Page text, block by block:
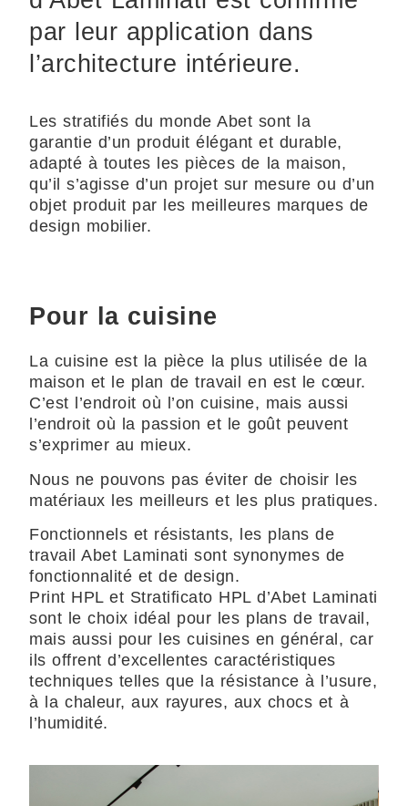
par leur application dans
l’architecture intérieure.
Les stratifiés du monde Abet sont la
garantie d’un produit élégant et durable,
adapté à toutes les pièces de la maison,
qu’il s’agisse d’un projet sur mesure ou d’un
objet produit par les meilleures marques de
design mobilier.
Pour la cuisine
La cuisine est la pièce la plus utilisée de la
maison et le plan de travail en est le cœur.
C’est l’endroit où l’on cuisine, mais aussi
l’endroit où la passion et le goût peuvent
s’exprimer au mieux.
Nous ne pouvons pas éviter de choisir les
matériaux les meilleurs et les plus pratiques.
Fonctionnels et résistants, les plans de
travail Abet Laminati sont synonymes de
fonctionnalité et de design.
Print HPL et Stratificato HPL d’Abet Laminati
sont le choix idéal pour les plans de travail,
mais aussi pour les cuisines en général, car
ils offrent d’excellentes caractéristiques
techniques telles que la résistance à l’usure,
à la chaleur, aux rayures, aux chocs et à
l’humidité.